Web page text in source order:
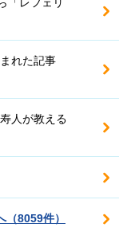
れた記事
人が教える
（8059件）